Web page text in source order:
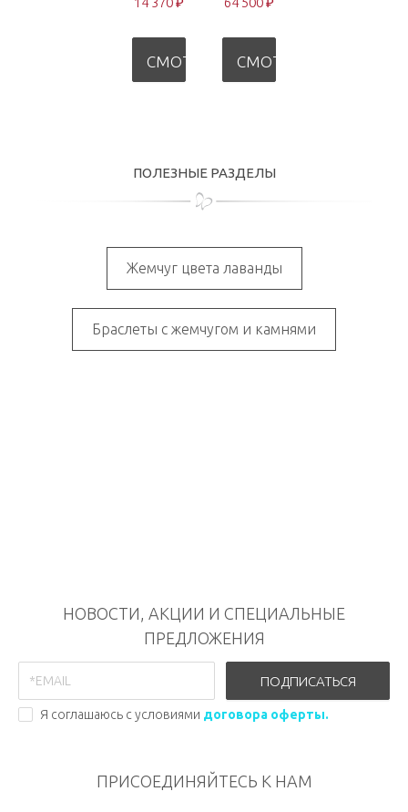
СМОТРЕТЬ СМОТРЕТЬ
ПОЛЕЗНЫЕ РАЗДЕЛЫ
Жемчуг цвета лаванды
Браслеты с жемчугом и камнями
НОВОСТИ, АКЦИИ И СПЕЦИАЛЬНЫЕ
ПРЕДЛОЖЕНИЯ
ПОДПИСАТЬСЯ
Я соглашаюсь с условиями договора оферты.
ПРИСОЕДИНЯЙТЕСЬ К НАМ